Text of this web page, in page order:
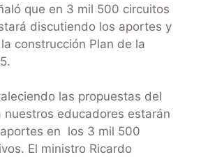
que en 3 mil 500 circuitos
discutiendo los aportes y
construcción Plan de la
las propuestas del
nuestros educadores estarán
en los 3 mil 500
El ministro Ricardo